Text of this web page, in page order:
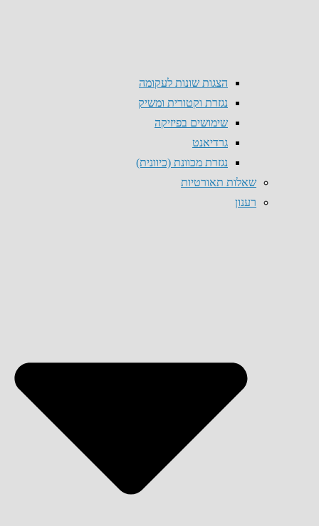
הצגות שונות לעקומה
נגזרת וקטורית ומשיק
שימושים בפיזיקה
גרדיאנט
נגזרת מכוונת (כיוונית)
שאלות תאורטיות
רענון